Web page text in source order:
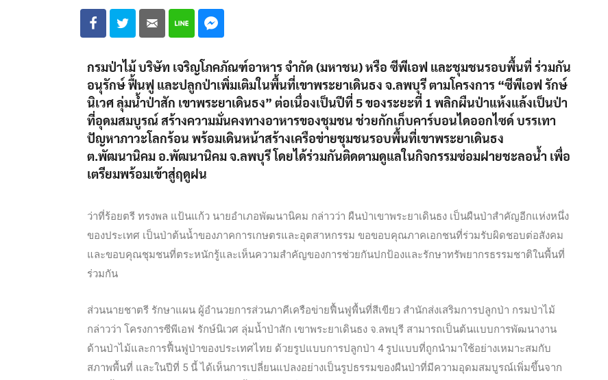
กรมป่าไม้ บริษัท เจริญโภคภัณฑ์อาหาร จำกัด (มหาชน) หรือ ซีพีเอฟ และชุมชนรอบพื้นที่ ร่วมกัน
อนุรักษ์ ฟื้นฟู และปลูกป่าเพิ่มเติมในพื้นที่เขาพระยาเดินธง จ.ลพบุรี ตามโครงการ “ซีพีเอฟ รักษ์
นิเวศ ลุ่มน้ำป่าสัก เขาพระยาเดินธง” ต่อเนื่องเป็นปีที่ 5 ของระยะที่ 1 พลิกผืนป่าแห้งแล้งเป็นป่า
ที่อุดมสมบูรณ์ สร้างความมั่นคงทางอาหารของชุมชน ช่วยกักเก็บคาร์บอนไดออกไซด์ บรรเทา
ปัญหาภาวะโลกร้อน พร้อมเดินหน้าสร้างเครือข่ายชุมชนรอบพื้นที่เขาพระยาเดินธง
ต.พัฒนานิคม อ.พัฒนานิคม จ.ลพบุรี โดยได้ร่วมกันติดตามดูแลในกิจกรรมซ่อมฝายชะลอน้ำ เพื่อ
เตรียมพร้อมเข้าสู่ฤดูฝน
ว่าที่ร้อยตรี ทรงพล แป้นแก้ว นายอำเภอพัฒนานิคม กล่าวว่า ผืนป่าเขาพระยาเดินธง เป็นผืนป่าสำคัญอีกแห่งหนึ่ง
ของประเทศ เป็นป่าต้นน้ำของภาคการเกษตรและอุตสาหกรรม ขอขอบคุณภาคเอกชนที่ร่วมรับผิดชอบต่อสังคม
และขอบคุณชุมชนที่ตระหนักรู้และเห็นความสำคัญของการช่วยกันปกป้องและรักษาทรัพยากรธรรมชาติในพื้นที่
ร่วมกัน
ส่วนนายชาตรี รักษาแผน ผู้อำนวยการส่วนภาคีเครือข่ายฟื้นฟูพื้นที่สีเขียว สำนักส่งเสริมการปลูกป่า กรมป่าไม้
กล่าวว่า โครงการซีพีเอฟ รักษ์นิเวศ ลุ่มน้ำป่าสัก เขาพระยาเดินธง จ.ลพบุรี สามารถเป็นต้นแบบการพัฒนางาน
ด้านป่าไม้และการฟื้นฟูป่าของประเทศไทย ด้วยรูปแบบการปลูกป่า 4 รูปแบบที่ถูกนำมาใช้อย่างเหมาะสมกับ
สภาพพื้นที่ และในปีที่ 5 นี้ ได้เห็นการเปลี่ยนแปลงอย่างเป็นรูปธรรมของผืนป่าที่มีความอุดมสมบูรณ์เพิ่มขึ้นจาก